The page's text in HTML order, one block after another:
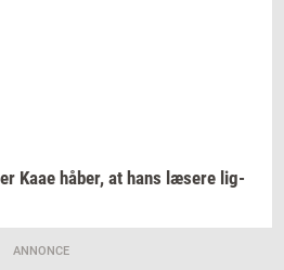
Kaae håber, at hans læ­se­re lig­
ANNONCE